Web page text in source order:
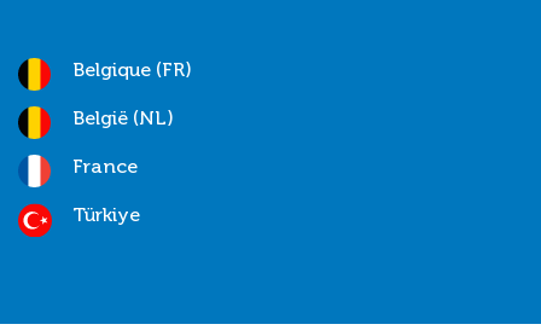
Belgique (FR)
België (NL)
France
Türkiye